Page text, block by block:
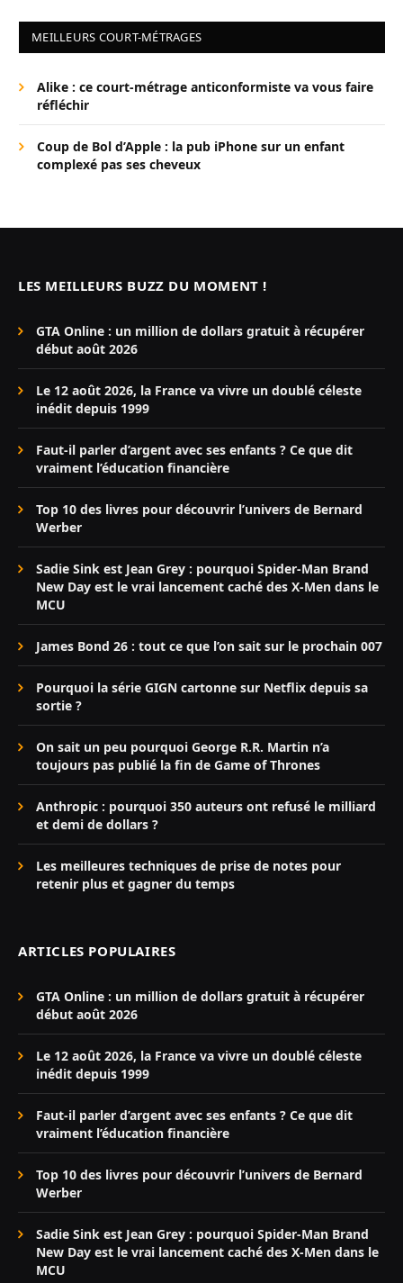
MEILLEURS COURT-MÉTRAGES
Alike : ce court-métrage anticonformiste va vous faire
réfléchir
Coup de Bol d’Apple : la pub iPhone sur un enfant
complexé pas ses cheveux
LES MEILLEURS BUZZ DU MOMENT !
GTA Online : un million de dollars gratuit à récupérer
début août 2026
Le 12 août 2026, la France va vivre un doublé céleste
inédit depuis 1999
Faut-il parler d’argent avec ses enfants ? Ce que dit
vraiment l’éducation financière
Top 10 des livres pour découvrir l’univers de Bernard
Werber
Sadie Sink est Jean Grey : pourquoi Spider-Man Brand
New Day est le vrai lancement caché des X-Men dans le
MCU
James Bond 26 : tout ce que l’on sait sur le prochain 007
Pourquoi la série GIGN cartonne sur Netflix depuis sa
sortie ?
On sait un peu pourquoi George R.R. Martin n’a
toujours pas publié la fin de Game of Thrones
Anthropic : pourquoi 350 auteurs ont refusé le milliard
et demi de dollars ?
Les meilleures techniques de prise de notes pour
retenir plus et gagner du temps
ARTICLES POPULAIRES
GTA Online : un million de dollars gratuit à récupérer
début août 2026
Le 12 août 2026, la France va vivre un doublé céleste
inédit depuis 1999
Faut-il parler d’argent avec ses enfants ? Ce que dit
vraiment l’éducation financière
Top 10 des livres pour découvrir l’univers de Bernard
Werber
Sadie Sink est Jean Grey : pourquoi Spider-Man Brand
New Day est le vrai lancement caché des X-Men dans le
MCU